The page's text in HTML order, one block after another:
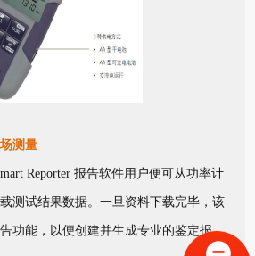
测量
Reporter 报告软件用户便可从功率计
测试结果数据。一旦资料下载完毕，该
功能，以便创建并生成专业的鉴定报